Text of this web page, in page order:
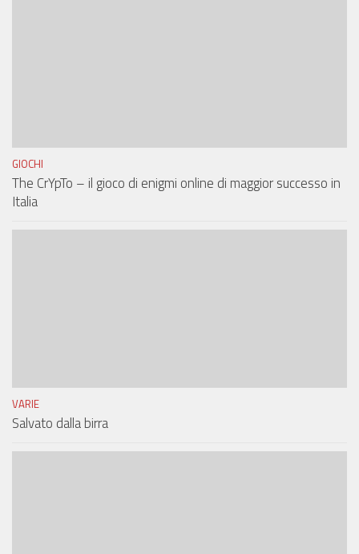
GIOCHI
The CrYpTo – il gioco di enigmi online di maggior successo in
Italia
VARIE
Salvato dalla birra